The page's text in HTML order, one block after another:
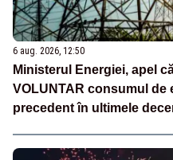
6 aug. 2026, 12:50
Ministerul Energiei, apel
VOLUNTAR consumul de
precedent în ultimele